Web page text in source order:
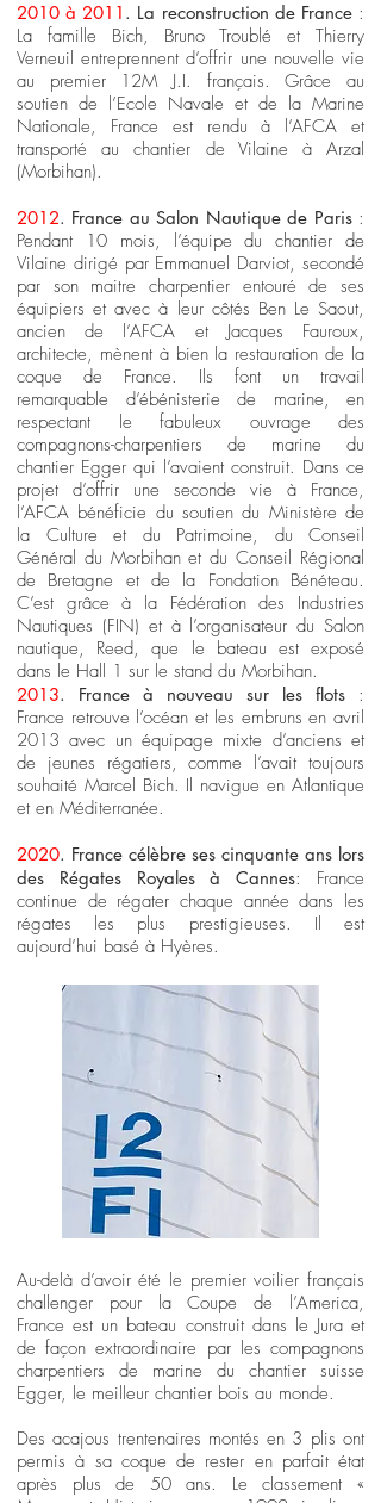
2010 à 2011 . La reconstruction de France:
La famille Bich, Bruno Troublé et Thierry
Verneuil entreprennent d’offrir une nouvelle vie
au premier 12M J.I. français. Grâce au
soutien de l’Ecole Navale et de la Marine
Nationale, France est rendu à l’AFCA et
transporté au chantier de Vilaine à Arzal
(Morbihan).
2012. France au Salon Nautique de Paris :
Pendant 10 mois, l’équipe du chantier de
Vilaine dirigé par Emmanuel Darviot, secondé
par son maitre charpentier entouré de ses
équipiers et avec à leur côtés Ben Le Saout,
ancien de l’AFCA et Jacques Fauroux,
architecte, mènent à bien la restauration de la
coque de France. Ils font un travail
remarquable d’ébénisterie de marine, en
respectant le fabuleux ouvrage des
compagnons-charpentiers de marine du
chantier Egger qui l’avaient construit. Dans ce
projet d’offrir une seconde vie à France,
l’AFCA bénéficie du soutien du Ministère de
la Culture et du Patrimoine, du Conseil
Général du Morbihan et du Conseil Régional
de Bretagne et de la Fondation Bénéteau.
C’est grâce à la Fédération des Industries
Nautiques (FIN) et à l’organisateur du Salon
nautique, Reed, que le bateau est exposé
dans le Hall 1 sur le stand du Morbihan.
2013. France à nouveau sur les flots :
France retrouve l’océan et les embruns en avril
2013 avec un équipage mixte d’anciens et
de jeunes régatiers, comme l’avait toujours
souhaité Marcel Bich. Il navigue en Atlantique
et en Méditerranée.
2020. France célèbre ses cinquante ans lors
des Régates Royales à Cannes: France
continue de régater chaque année dans les
régates les plus prestigieuses. Il est
aujourd’hui basé à Hyères.
Au-delà d’avoir été le premier voilier français
challenger pour la Coupe de l’America,
France est un bateau construit dans le Jura et
de façon extraordinaire par les compagnons
charpentiers de marine du chantier suisse
Egger, le meilleur chantier bois au monde.
Des acajous trentenaires montés en 3 plis ont
permis à sa coque de rester en parfait état
après plus de 50 ans. Le classement «